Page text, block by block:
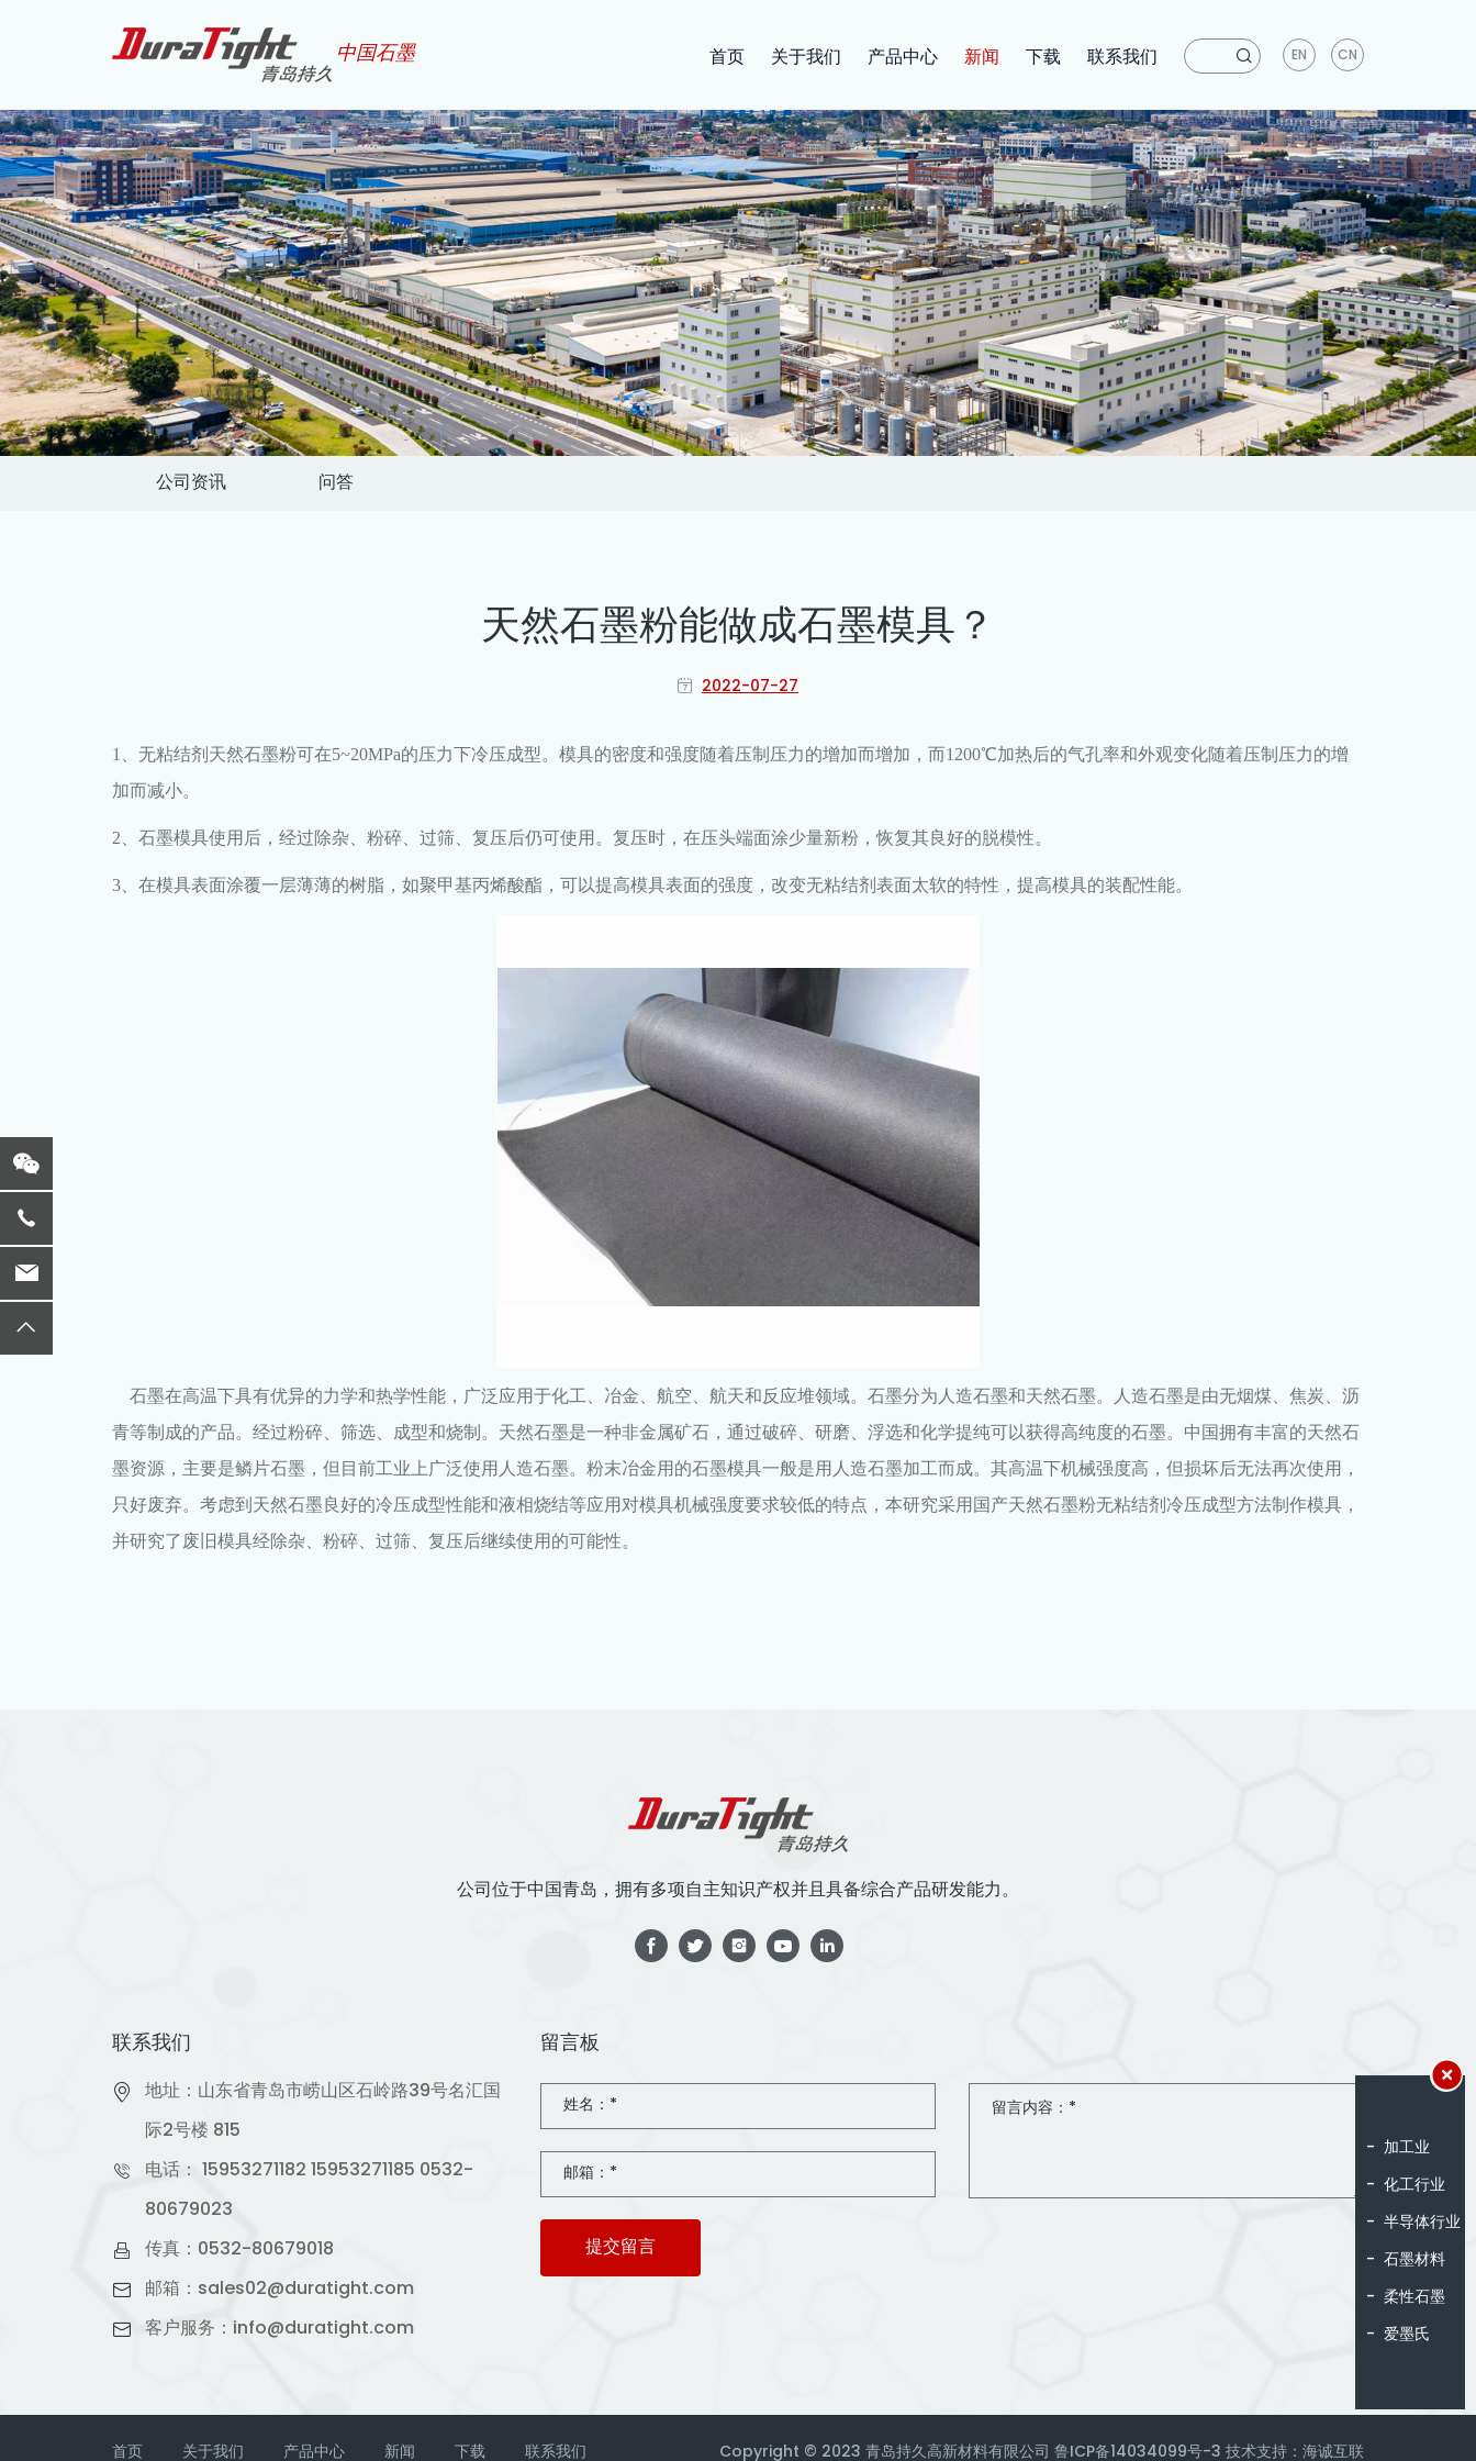
EN CN
中国石墨 首页 关于我们 产品中心 新闻 下载 联系我们
公司资讯 问答
天然石墨粉能做成石墨模具？
2022-07-27
1、无粘结剂天然石墨粉可在5~20MPa的压力下冷压成型。模具的密度和强度随着压制压力的增加而增加，而1200℃加热后的气孔率和外观变化随着压制压力的增
加而减小。
2、 石墨模具使用后，经过除杂、粉碎、过筛、复压后仍可使用。复压时，在压头端面涂少量新粉，恢复其良好的脱模性。
3、在模具表面涂覆一层薄薄的树脂，如聚甲基丙烯酸酯，可以提高模具表面的强度，改变无粘结剂表面太软的特性，提高模具的装配性能。
石墨在高温下具有优异的力学和热学性能，广泛应用于化工、冶金、航空、航天和反应堆领域。石墨分为人造石墨和天然石墨。人造石墨是由无烟煤、焦炭、沥
青等制成的产品。经过粉碎、筛选、成型和烧制。天然石墨是一种非金属矿石，通过破碎、研磨、浮选和化学提纯可以获得高纯度的石墨。中国拥有丰富的天然石
墨资源，主要是鳞片石墨，但目前工业上广泛使用人造石墨。粉末冶金用的石墨模具一般是用人造石墨加工而成。其高温下机械强度高，但损坏后无法再次使用，
只好废弃。考虑到天然石墨良好的冷压成型性能和液相烧结等应用对模具机械强度要求较低的特点，本研究采用国产天然石墨粉无粘结剂冷压成型方法制作模具，
并研究了废旧模具经除杂、粉碎、过筛、复压后继续使用的可能性。
公司位于中国青岛，拥有多项自主知识产权并且具备综合产品研发能力。
联系我们
地址：山东省青岛市崂山区石岭路39号名汇国
际2号楼 815
电话： 1595327118215953271185 0532-
80679023
传真：0532-80679018
邮箱： sales02@duratight.com
客户服务： info@duratight.com
留言板
提交留言
首页 关于我们 产品中心 新闻 下载 联系我们 Copyright © 2023 青岛持久高新材料有限公司 鲁ICP备14034099号-3 技术支持：海诚互联
加工业
化工行业
半导体行业
石墨材料
柔性石墨
爱墨氏